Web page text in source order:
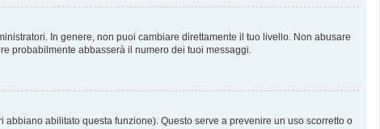
In genere, non puoi cambiare direttamente il tuo livello. Non abusare
probabilmente abbasserà il numero dei tuoi messaggi.
abilitato questa funzione). Questo serve a prevenire un uso scorretto o